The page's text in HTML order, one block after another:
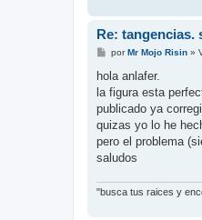
Re: tangencias.
M
n
a
j
porMr Mojo Risin»
hola anlafer.
la figura esta
publicado ya
quizas yo lo he
pero el problema
saludos
"busca tus raices y